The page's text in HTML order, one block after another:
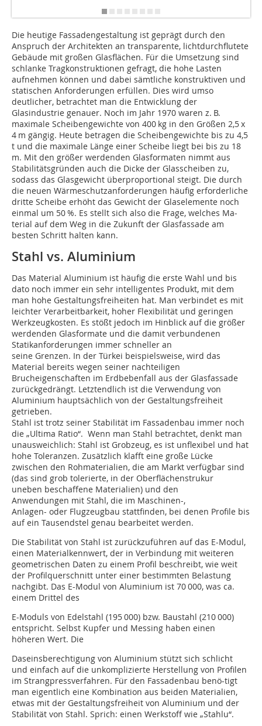
Die heutige Fassadengestaltung ist geprägt durch den
Anspruch der Architekten an transparente, lichtdurchflutete
Gebäude mit großen Glasflächen. Für die Umsetzung sind
schlanke Tragkonstruktionen gefragt, die hohe Lasten
aufnehmen können und dabei sämtliche konstruktiven und
statischen Anforderungen erfüllen. Dies wird umso
deutlicher, betrachtet man die Entwicklung der
Glasindustrie genauer. Noch im Jahr 1970 waren z. B.
maximale Scheibengewichte von 400 kg in den Größen 2,5 x
4 m gängig. Heute betragen die Scheibengewichte bis zu 4,5
t und die maximale Länge einer Scheibe liegt bei bis zu 18
m. Mit den größer werdenden Glasformaten nimmt aus
Stabilitätsgründen auch die Dicke der Glasscheiben zu,
sodass das Glasgewicht überproportional steigt. Die durch
die neuen Wärmeschutzanforderungen häufig erforderliche
dritte Scheibe erhöht das Gewicht der Glaselemente noch
einmal um 50 %. Es stellt sich also die Frage, welches Ma­
terial auf dem Weg in die Zukunft der Glasfassade am
besten Schritt halten kann.
Stahl vs. Aluminium
Das Material Aluminium ist häufig die erste Wahl und bis
dato noch immer ein sehr intelligentes Produkt, mit dem
man hohe Gestaltungsfreiheiten hat. Man verbindet es mit
leichter Verarbeitbarkeit, hoher Flexibilität und geringen
Werkzeugkosten. Es stößt jedoch im Hinblick auf die größer
werdenden Glasformate und die damit verbundenen
Statikanforderungen immer schneller an
seine Grenzen. In der Türkei beispielsweise, wird das
Material bereits wegen seiner nachteiligen
Brucheigenschaften im Erdbebenfall aus der Glasfassade
zurückgedrängt. Letztendlich ist die Verwendung von
Aluminium hauptsächlich von der Gestaltungsfreiheit
getrieben.
Stahl ist trotz seiner Stabilität im Fassadenbau immer noch
die „Ultima Ratio“. Wenn man Stahl betrachtet, denkt man
unausweichlich: Stahl ist Grobzeug, es ist unflexibel und hat
hohe Toleranzen. Zusätzlich klafft eine große Lücke
zwischen den Rohmaterialien, die am Markt verfügbar sind
(das sind grob tolerierte, in der Oberflächenstrukur
uneben beschaffene Materialien) und den
Anwendungen mit Stahl, die im Maschinen-,
Anlagen- oder Flugzeugbau stattfinden, bei denen Profile bis
auf ein Tausendstel genau bearbeitet werden.
Die Stabilität von Stahl ist zurückzuführen auf das E-Modul,
einen Materialkennwert, der in Verbindung mit weiteren
geometrischen Daten zu einem Profil beschreibt, wie weit
der Profilquerschnitt unter einer bestimmten Belastung
nachgibt. Das E-Modul von Aluminium ist 70 000, was ca.
einem Drittel des
E-Moduls von Edelstahl (195 000) bzw. Bau­stahl (210 000)
entspricht. Selbst Kupfer und Messing haben einen
höheren Wert. Die
Daseinsberechtigung von Aluminium stützt sich schlicht
und einfach auf die unkomplizierte Herstellung von Profilen
im Strangpressverfahren. Für den Fassadenbau be­nö-tigt
man eigentlich eine Kombination aus beiden Materialien,
etwas mit der Gestaltungsfreiheit von Aluminium und der
Stabi­lität von Stahl. Sprich: einen Werkstoff wie „Stahlu“.